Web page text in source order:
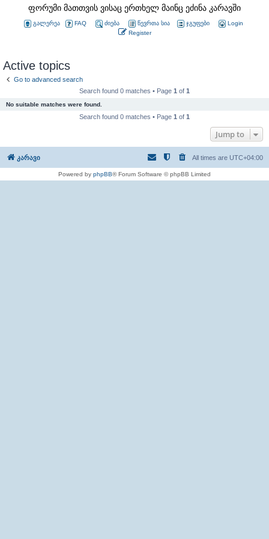
ფორუმი მათთვის ვისაც ერთხელ მაინც ეძინა კარავში
გალერეა FAQ ძიება წევრთა სია ჯგუფები
Login
Register
Active topics
Go to advanced search
Search found 0 matches • Page 1 of 1
No suitable matches were found.
Search found 0 matches • Page 1 of 1
Jump to
კარავი All times are UTC+04:00
Powered by phpBB® Forum Software © phpBB Limited